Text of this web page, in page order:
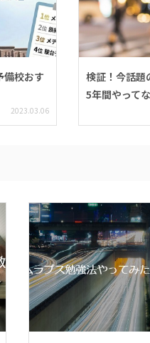
備校おす
2023.03.06
検証！今話題
5年間やって